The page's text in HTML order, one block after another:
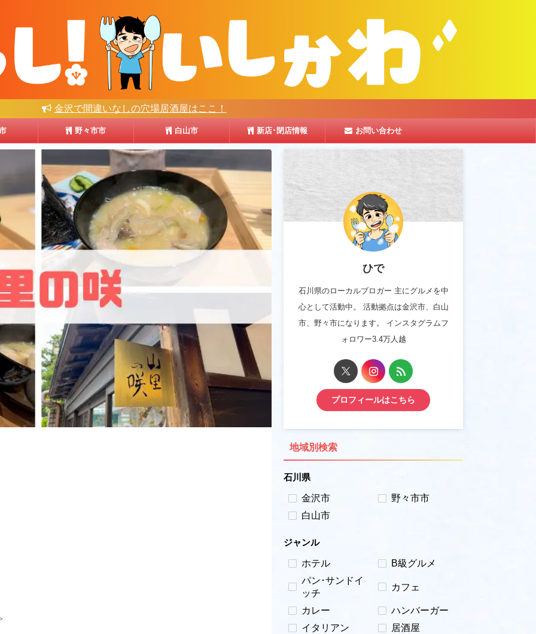
金沢で間違いなしの穴場居酒屋はここ！
野々市市 白山市 新店･閉店情報 お問い合わせ
ひで
石川県のローカルブロガー 主にグルメを中
心として活動中。 活動拠点は金沢市、白山
市、野々市になります。 インスタグラムフ
ォロワー3.4万人越
プロフィールはこちら
地域別検索
石川県
金沢市
野々市市
白山市
ジャンル
ホテル
B級グルメ
パン･サンドイ
ッチ
カフェ
カレー
ハンバーガー
イタリアン
居酒屋